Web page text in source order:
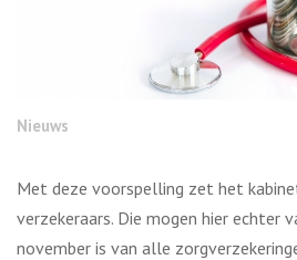
Nieuws
Met deze voorspelling zet het
verzekeraars. Die mogen hier echter
november is van alle